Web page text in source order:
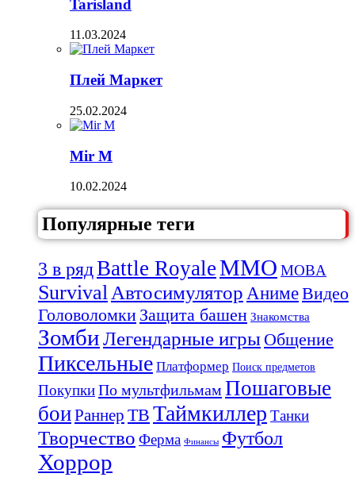
Tarisland
11.03.2024
Плей Маркет
25.02.2024
Mir M
10.02.2024
Популярные теги
3 в рядBattle RoyaleMMO MOBA
Survival Автосимулятор АнимеВидео
Головоломки Защита башен Знакомства
ЗомбиЛегендарные игры Общение
Пиксельные Платформер Поиск предметов
ПокупкиПо мультфильмам Пошаговые
боиРаннер ТВ Таймкиллер Танки
Творчество Ферма Финансы Футбол
Хоррор